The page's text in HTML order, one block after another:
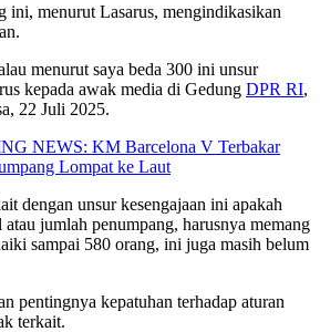
ini, menurut Lasarus, mengindikasikan
menurut saya beda 300 ini unsur
kepada awak media di Gedung DPR RI,
22 Juli 2025.
NEWS: KM Barcelona V Terbakar
Lompat ke Laut
dengan unsur kesengajaan ini apakah
jumlah penumpang, harusnya memang
sampai 580 orang, ini juga masih belum
pentingnya kepatuhan terhadap aturan
terkait.